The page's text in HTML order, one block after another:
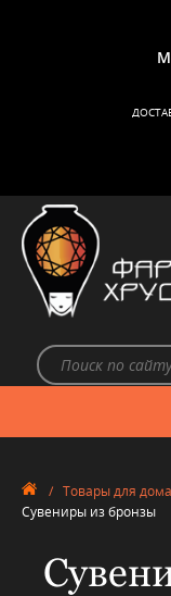
/ Товары для дома
Сувениры из бронзы